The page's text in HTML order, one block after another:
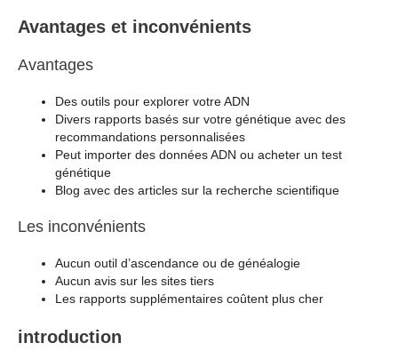
Avantages et inconvénients
Avantages
Des outils pour explorer votre ADN
Divers rapports basés sur votre génétique avec des
recommandations personnalisées
Peut importer des données ADN ou acheter un test
génétique
Blog avec des articles sur la recherche scientifique
Les inconvénients
Aucun outil d’ascendance ou de généalogie
Aucun avis sur les sites tiers
Les rapports supplémentaires coûtent plus cher
introduction